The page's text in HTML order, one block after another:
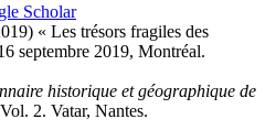
Scholar
« Les trésors fragiles des
septembre 2019, Montréal.
historique et géographique de
2. Vatar, Nantes.